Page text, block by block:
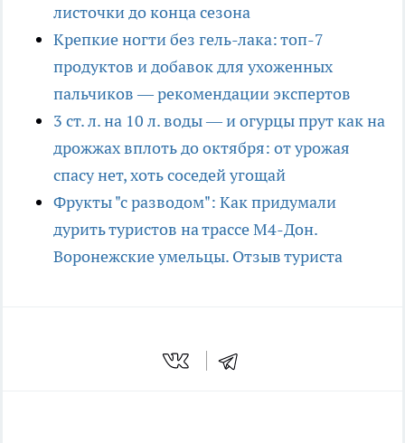
листочки до конца сезона
Крепкие ногти без гель-лака: топ-7
продуктов и добавок для ухоженных
пальчиков — рекомендации экспертов
3 ст. л. на 10 л. воды — и огурцы прут как на
дрожжах вплоть до октября: от урожая
спасу нет, хоть соседей угощай
Фрукты "с разводом": Как придумали
дурить туристов на трассе М4-Дон.
Воронежские умельцы. Отзыв туриста